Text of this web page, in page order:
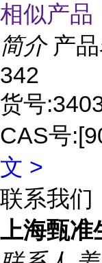
相似产
简介 产
342
货号
CAS号
文 >
联系我们
上海甄准